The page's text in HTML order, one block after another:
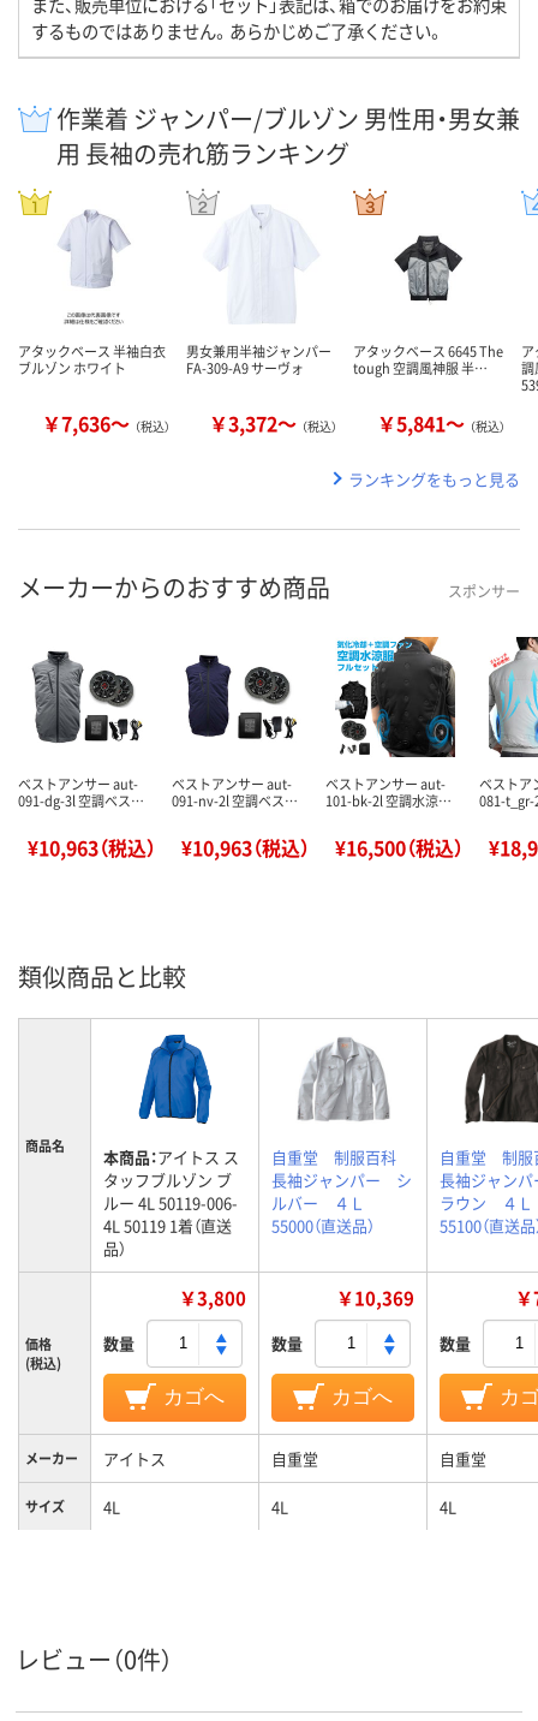
するものではありません。あらかじめご了承ください。
作業着 ジャンパー/ブルゾン 男性用・男女兼
用 長袖の売れ筋ランキング
アタックベース 半袖白衣
ブルゾン ホワイト
￥7,636～ （税込）
男女兼用半袖ジャンパー
FA-309-A9 サーヴォ
￥3,372～ （税込）
アタックベース 6645 The
tough 空調風神服 半…
￥5,841～ （税込）
調
ランキングをもっと見る
メーカーからのおすすめ商品 スポンサー
ベストアンサー aut-
091-dg-3l 空調ベス…
¥10,963（税込）
ベストアンサー aut-
091-nv-2l 空調ベス…
¥10,963（税込）
ベストアンサー aut-
101-bk-2l 空調水涼…
¥16,500（税込）
ベストア
081-
類似商品と比較
商品名 本商品：アイトス ス
タッフブルゾン ブ
ルー 4L 50119-006-
4L 50119 1着（直送
品）
自重堂 制服百科
長袖ジャンパー シ
ルバー ４Ｌ
55000（直送品）
自重堂 制
長袖ジャン
ラウン ４
55100（直送品
価格
(税込)
￥3,800
数量
カゴへ
￥10,369
数量
カゴへ
数量
カ
メーカー アイトス 自重堂 自重堂
サイズ 4L 4L 4L
レビュー（0件）